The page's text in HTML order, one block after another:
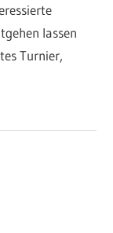
lassen
Turnier,